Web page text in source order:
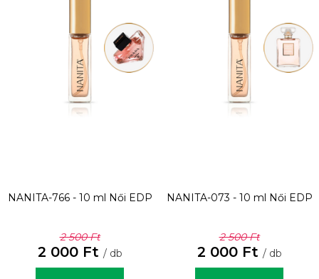
NANITA-766 - 10 ml Női EDP
2 500 Ft
2 000 Ft / db
NANITA-073 - 10 ml Női EDP
2 500 Ft
2 000 Ft / db